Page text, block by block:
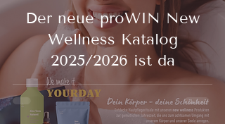
Der neue proWIN New
Wellness Katalog
2025/2026 ist da